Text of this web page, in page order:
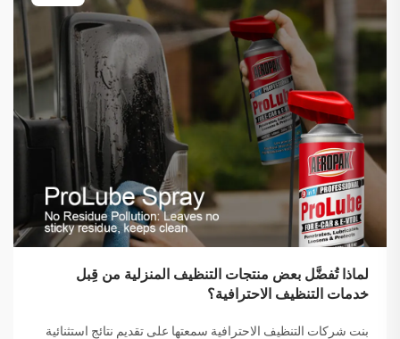
لماذا تُفضَّل بعض منتجات التنظيف المنزلية من قِبل
خدمات التنظيف الاحترافية؟
بنت شركات التنظيف الاحترافية سمعتها على تقديم نتائج استثنائية